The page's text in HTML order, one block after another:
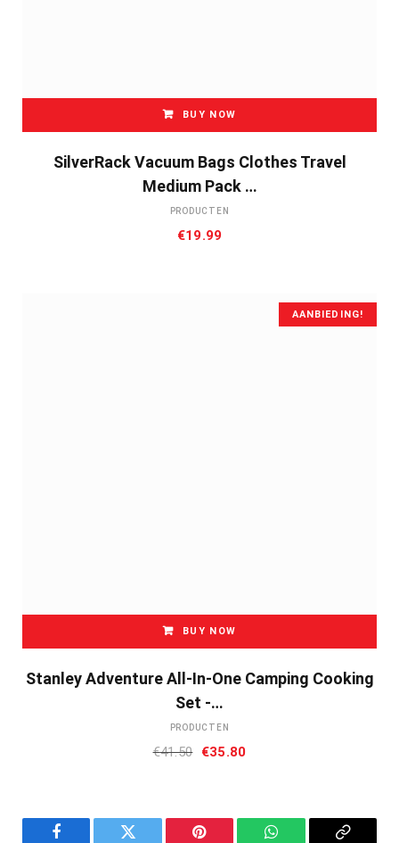
BUY NOW
SilverRack Vacuum Bags Clothes Travel
Medium Pack …
PRODUCTEN
€19.99
AANBIEDING!
BUY NOW
Stanley Adventure All-In-One Camping Cooking
Set -…
PRODUCTEN
€41.50 Oorspronkelijke
€41.50.
€35.80Huidige
€35.80.